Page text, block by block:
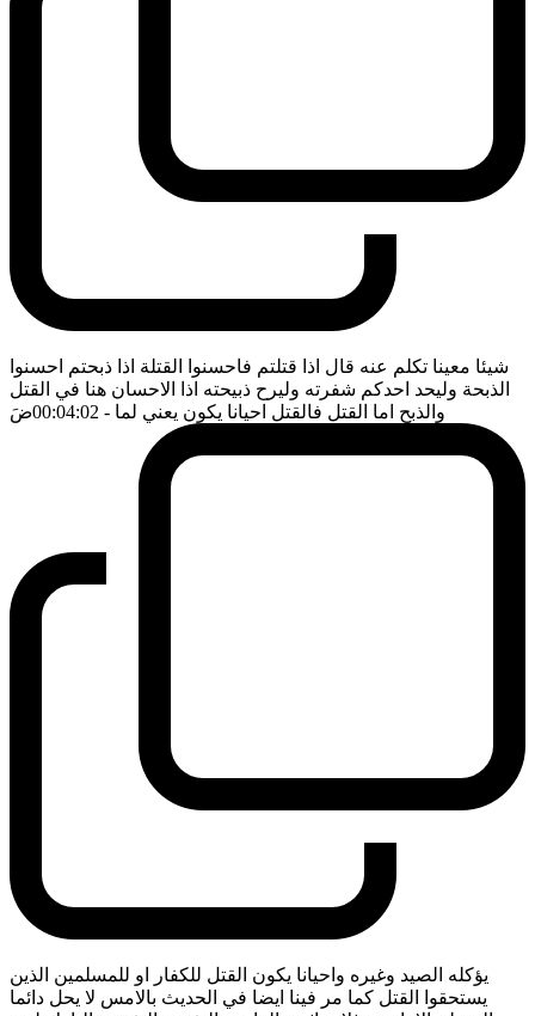
شيئا معينا تكلم عنه قال اذا قتلتم فاحسنوا القتلة اذا ذبحتم احسنوا
الذبحة وليحد احدكم شفرته وليرح ذبيحته اذا الاحسان هنا في القتل
والذبح اما القتل فالقتل احيانا يكون يعني لما - 00:04:02 ضَ
يؤكله الصيد وغيره واحيانا يكون القتل للكفار او للمسلمين الذين
يستحقوا القتل كما مر فينا ايضا في الحديث بالامس لا يحل دائما